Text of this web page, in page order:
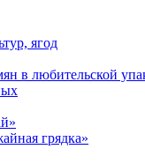
ягод
в любительской
грядка»